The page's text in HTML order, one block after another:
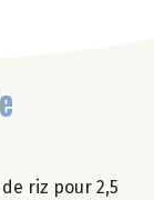
de riz pour 2,5